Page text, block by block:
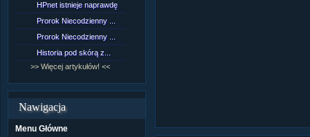
HPnet istnieje naprawdę
Prorok Niecodzienny ...
Prorok Niecodzienny ...
Historia pod skórą z...
>> Więcej artykułów! <<
Nawigacja
Menu Główne